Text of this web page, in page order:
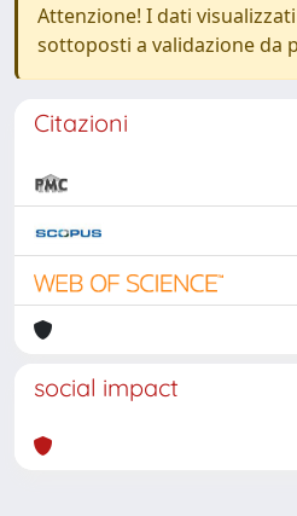
Attenzione! I dati
sottoposti a validazione da
Citazioni
social impact